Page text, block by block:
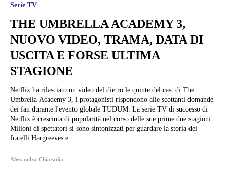
Serie TV
THE UMBRELLA ACADEMY 3,
NUOVO VIDEO, TRAMA, DATA DI
USCITA E FORSE ULTIMA
STAGIONE
Netflix ha rilasciato un video del dietro le quinte del cast di The
Umbrella Academy 3, i protagonisti rispondono alle scottanti domande
dei fan durante l'evento globale TUDUM. La serie TV di successo di
Netflix è cresciuta di popolarità nel corso delle sue prime due stagioni.
Milioni di spettatori si sono sintonizzati per guardare la storia dei
fratelli Hargreeves e...
Alessandra Chiaradia